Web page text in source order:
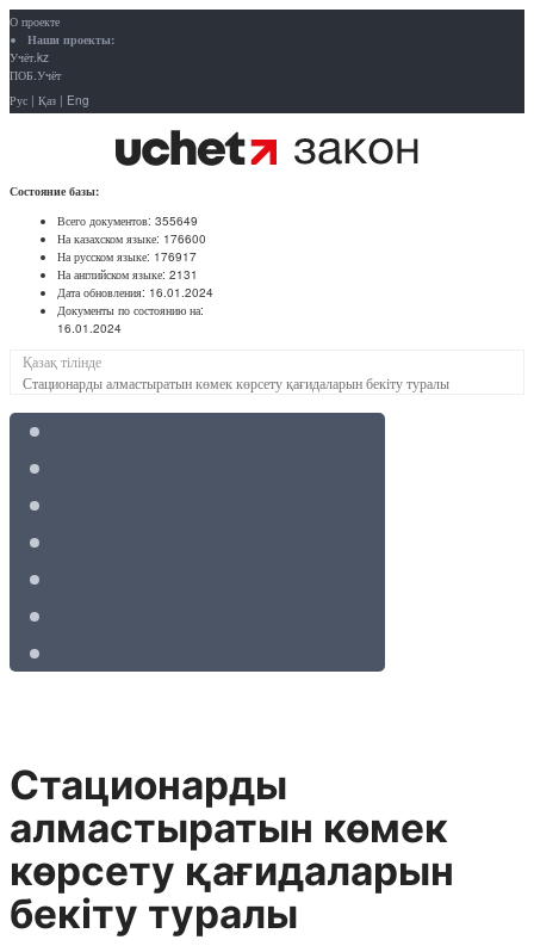
О проекте
Наши проекты:
Учёт.kz
ПОБ.Учёт
Рус | Қаз | Eng
Состояние базы:
Всего документов: 355649
На казахском языке: 176600
На русском языке: 176917
На английском языке: 2131
Дата обновления: 16.01.2024
Документы по состоянию на:
16.01.2024
Қазақ тілінде
Стационарды алмастыратын көмек көрсету қағидаларын бекіту туралы
Стационарды
алмастыратын көмек
көрсету қағидаларын
бекіту туралы